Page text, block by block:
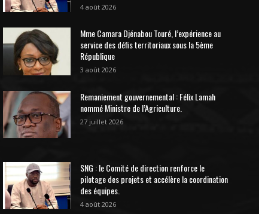
4 août 2026
Mme Camara Djénabou Touré, l’expérience au
service des défis territoriaux sous la 5ème
République
3 août 2026
Remaniement gouvernemental : Félix Lamah
nommé Ministre de l’Agriculture.
27 juillet 2026
SNG : le Comité de direction renforce le
pilotage des projets et accélère la coordination
des équipes.
4 août 2026